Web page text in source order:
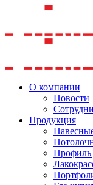
О компании
Новости
Продукция
Профиль